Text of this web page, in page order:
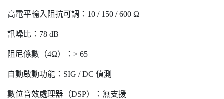
高電平輸入阻抗可調：10 / 150 / 600 Ω
訊噪比：78 dB
阻尼係數（4Ω）：> 65
自動啟動功能：SIG / DC 偵測
數位音效處理器（DSP）：無支援